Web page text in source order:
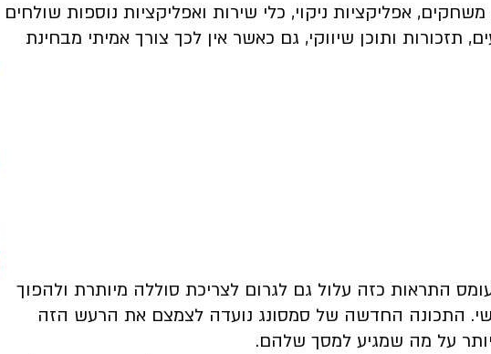
אפליקציות ניקוי, כלי שירות ואפליקציות נוספות שולחים
תזכורות ותוכן שיווקי, גם כאשר אין לכך צורך אמיתי מבחינת
התראות כזה עלול גם לגרום לצריכת סוללה מיותרת ולהפוך
התכונה החדשה של סמסונג נועדה לצמצם את הרעש הזה
על מה שמגיע למסך שלהם.